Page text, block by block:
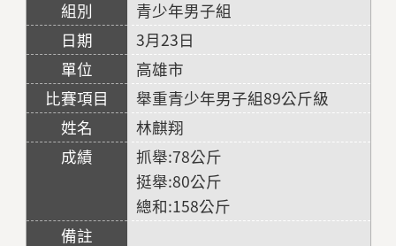
青少年男子組
3月23日
高雄市
舉重青少年男子組89公斤級
林麒翔
抓舉:78公斤
挺舉:80公斤
總和:158公斤